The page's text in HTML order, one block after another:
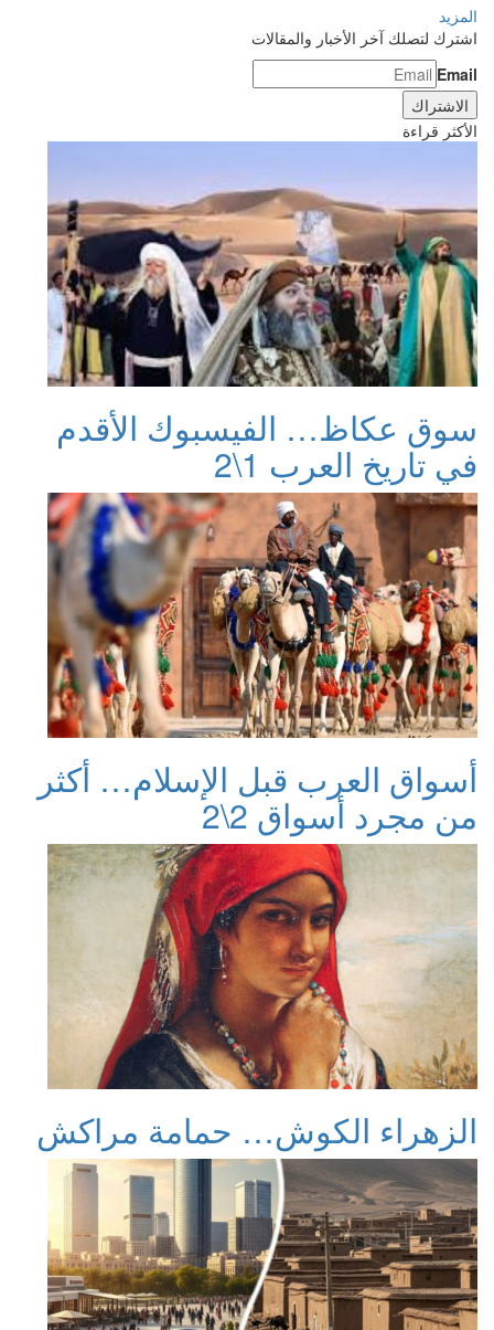
المزيد
اشترك لتصلك آخر الأخبار والمقالات
Email
الأكثر قراءة
سوق عكاظ… الفيسبوك الأقدم
في تاريخ العرب 1\2
أسواق العرب قبل الإسلام… أكثر
من مجرد أسواق 2\2
الزهراء الكوش… حمامة مراكش